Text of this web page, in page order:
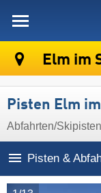
Elm im
Pisten Elm
Abfahrten/
Pisten &